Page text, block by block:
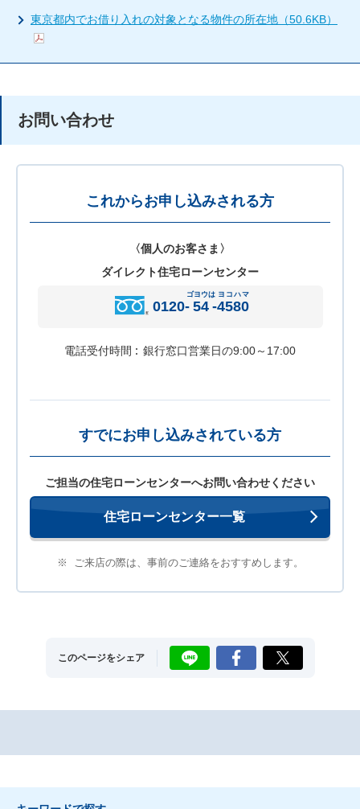
東京都内でお借り入れの対象となる物件の所在地（50.6KB）
お問い合わせ
これからお申し込みされる方
〈個人のお客さま〉
ダイレクト住宅ローンセンター
0120- 54
ゴヨウは
-4580
ヨコハマ
電話受付時間 銀行窓口営業日の9:00～17:00
すでにお申し込みされている方
ご担当の住宅ローンセンターへお問い合わせください
住宅ローンセンター一覧
※ ご来店の際は、事前のご連絡をおすすめします。
このページをシェア LINE Facebook X